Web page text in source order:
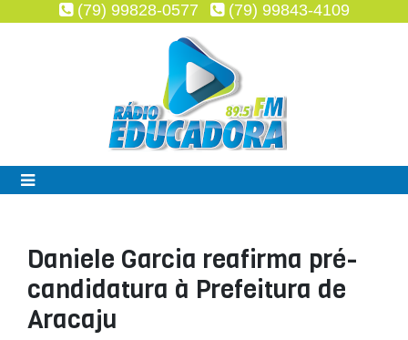
(79) 99828-0577 (79) 99843-4109
Daniele Garcia reafirma pré-
candidatura à Prefeitura de
Aracaju